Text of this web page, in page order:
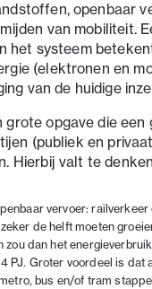
openbaar
van mobiliteit.
het systeem
(elektronen en
van de huidige
opgave die een
(publiek en
Hierbij valt te
vervoer:
de helft moeten
zou dan het
PJ. Groter voordeel is dat
bus en/of tram